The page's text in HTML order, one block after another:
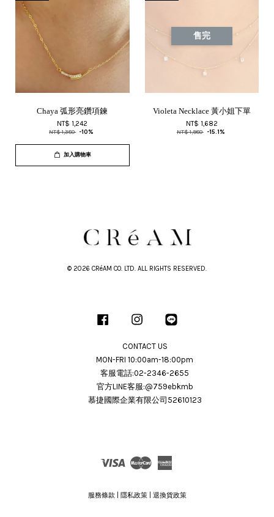
Chaya 弧形亮鑽項鍊
NT$ 1,242
NT$ 1,380 -10%
加入購物車
售完
Violeta Necklace 黃小姐下單
NT$ 1,682
NT$ 1,980 -15.1%
© 2026 CRéAM CO. LTD. ALL RIGHTS RESERVED.
Facebook Instagram
CONTACT US
MON-FRI 10:00am-18:00pm
客服電話:02-2346-2655
官方LINE客服:@759ebkmb
慕捷國際企業有限公司52610123
Visa Master
服務條款 隱私政策| 退換貨政策